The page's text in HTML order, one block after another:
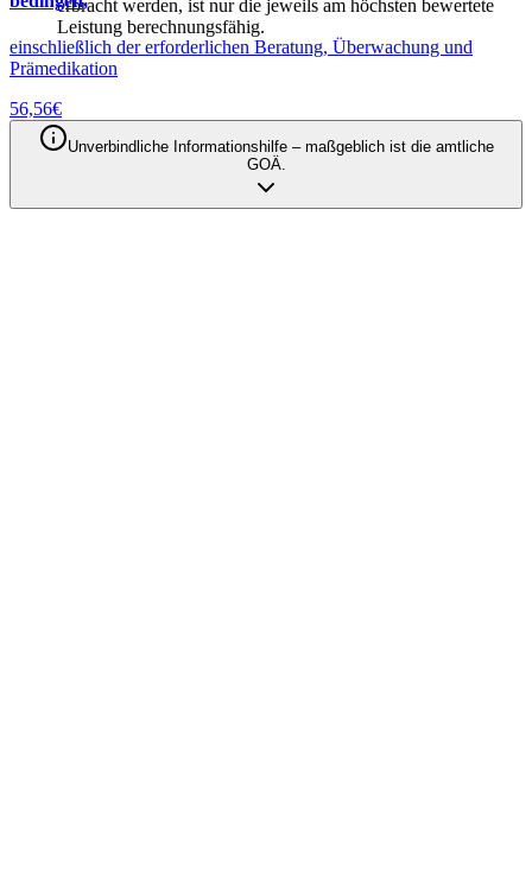
erbracht werden, ist nur die jeweils am höchsten bewertete
Leistung berechnungsfähig.
einschließlich der erforderlichen Beratung, Überwachung und
Prämedikation
56,56€
Unverbindliche Informationshilfe – maßgeblich ist die amtliche
GOÄ.